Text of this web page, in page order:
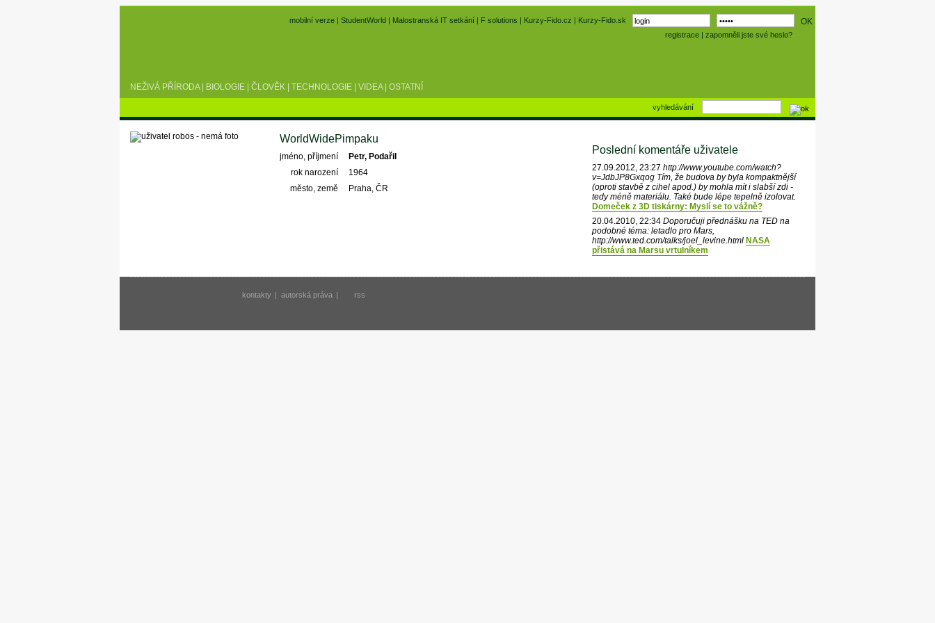
registrace | zapomněli jste své heslo?
mobilní verze |StudentWorld | Malostranská IT setkání | F solutions | Kurzy-Fido.cz | Kurzy-Fido.sk
NEŽIVÁ PŘÍRODA| BIOLOGIE | ČLOVĚK | TECHNOLOGIE | VIDEA| OSTATNÍ
vyhledávání
WorldWidePimpaku
jméno, příjmení
Petr, Podařil
rok narození
1964
město, země
Praha, ČR
Poslední komentáře uživatele
27.09.2012, 23:27 http://www.youtube.com/watch?
v=JdbJP8Gxqog Tím, že budova by byla kompaktnější
(oproti stavbě z cihel apod.) by mohla mít i slabší zdi -
tedy méně materiálu. Také bude lépe tepelně izolovat.
Domeček z 3D tiskárny: Myslí se to vážně?
20.04.2010, 22:34 Doporučuji přednášku na TED na
podobné téma: letadlo pro Mars,
http://www.ted.com/talks/joel_levine.html NASA
přistává na Marsu vrtulníkem
kontakty autorská práva rss